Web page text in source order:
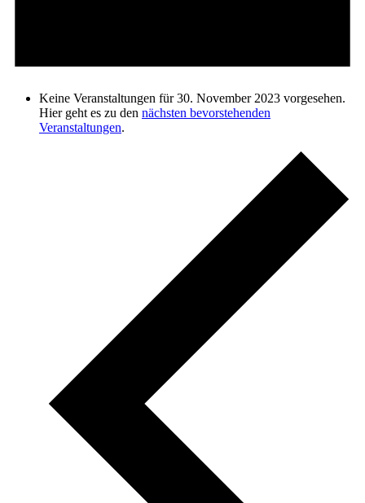
Keine Veranstaltungen für 30. November 2023 vorgesehen.
Hier geht es zu den nächsten bevorstehenden
Veranstaltungen.